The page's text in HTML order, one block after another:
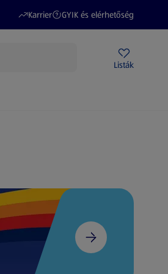
Karrier
(új oldalon nyílik meg)
GYIK és elérhetőség
(új oldalon nyílik meg)
Listák